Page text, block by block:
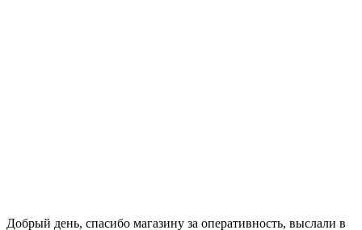
Добрый день, спасибо магазину за оперативность, выслали в